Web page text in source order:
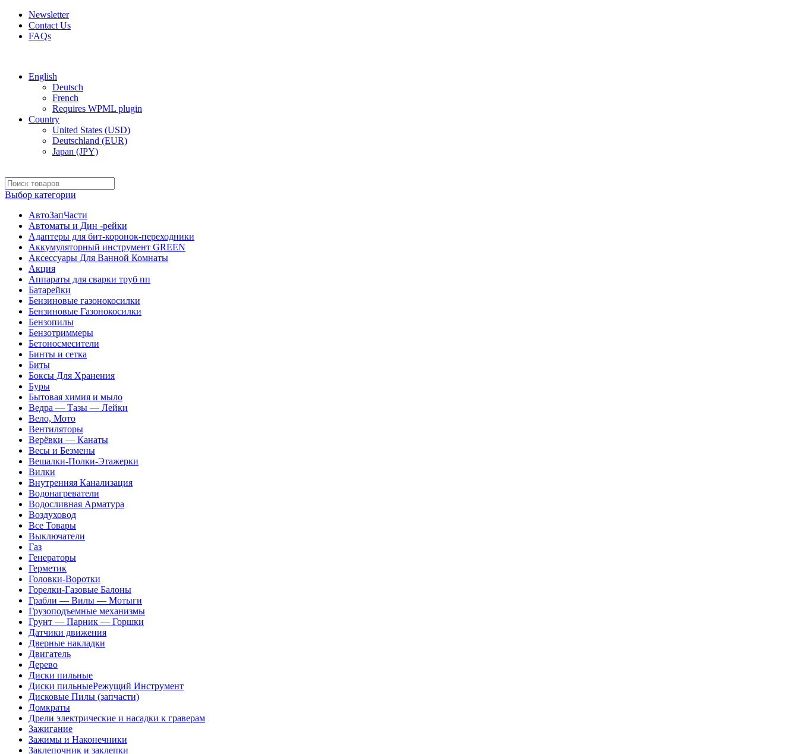
Newsletter
Contact Us
FAQs
English
Deutsch
French
Requires WPML plugin
Country
United States (USD)
Deutschland (EUR)
Japan (JPY)
Выбор категории
АвтоЗапЧасти
Автоматы и Дин -рейки
Адаптеры для бит-коронок-переходники
Аккумуляторный инструмент GREEN
Аксессуары Для Ванной Комнаты
Акция
Аппараты для сварки труб пп
Батарейки
Бензиновые газонокосилки
Бензиновые Газонокосилки
Бензопилы
Бензотриммеры
Бетоносмесители
Бинты и сетка
Биты
Боксы Для Хранения
Буры
Бытовая химия и мыло
Ведра — Тазы — Лейки
Вело, Мото
Вентиляторы
Верёвки — Канаты
Весы и Безмены
Вешалки-Полки-Этажерки
Вилки
Внутренняя Канализация
Водонагреватели
Водосливная Арматура
Воздуховод
Все Товары
Выключатели
Газ
Генераторы
Герметик
Головки-Воротки
Горелки-Газовые Балоны
Грабли — Вилы — Мотыги
Грузоподъемные механизмы
Грунт — Парник — Горшки
Датчики движения
Дверные накладки
Двигатель
Дерево
Диски пильные
Диски пильныеРежущий Инструмент
Дисковые Пилы (запчасти)
Домкраты
Дрели электрические и насадки к граверам
Зажигание
Зажимы и Наконечники
Заклепочник и заклепки